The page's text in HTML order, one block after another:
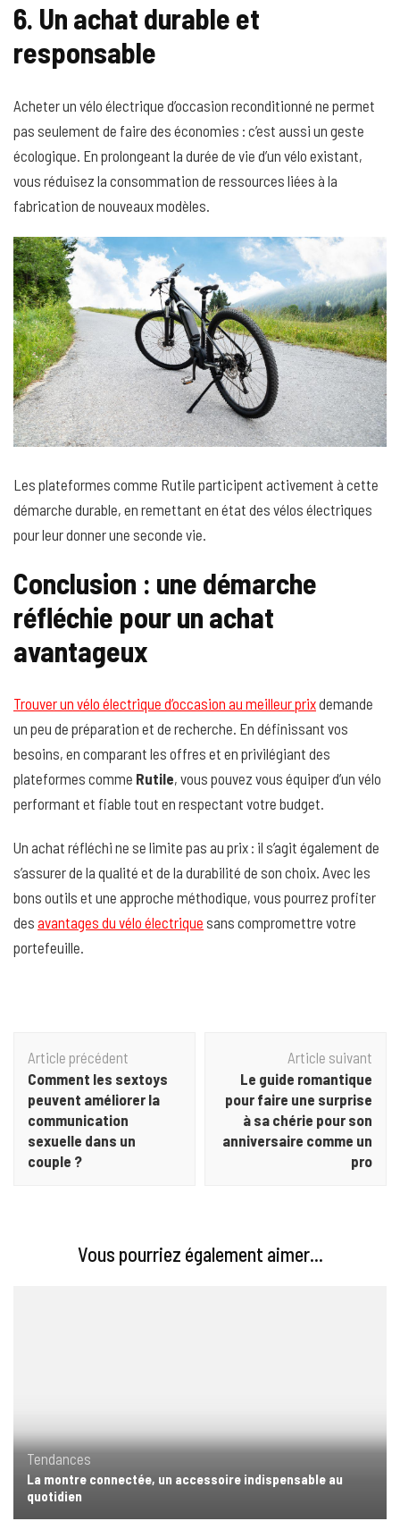
6. Un achat durable et
responsable
Acheter un vélo électrique d’occasion reconditionné ne permet
pas seulement de faire des économies : c’est aussi un geste
écologique. En prolongeant la durée de vie d’un vélo existant,
vous réduisez la consommation de ressources liées à la
fabrication de nouveaux modèles.
Les plateformes comme Rutile participent activement à cette
démarche durable, en remettant en état des vélos électriques
pour leur donner une seconde vie.
Conclusion : une démarche
réfléchie pour un achat
avantageux
Trouver un vélo électrique d’occasion au meilleur prixdemande
un peu de préparation et de recherche. En définissant vos
besoins, en comparant les offres et en privilégiant des
plateformes comme Rutile, vous pouvez vous équiper d’un vélo
performant et fiable tout en respectant votre budget.
Un achat réfléchi ne se limite pas au prix : il s’agit également de
s’assurer de la qualité et de la durabilité de son choix. Avec les
bons outils et une approche méthodique, vous pourrez profiter
des avantages du vélo électrique sans compromettre votre
portefeuille.
d'article
Article précédent
Comment les sextoys
peuvent améliorer la
communication
sexuelle dans un
couple ?
Article suivant
Le guide romantique
pour faire une surprise
à sa chérie pour son
anniversaire comme un
pro
Vous pourriez également aimer...
Tendances
La montre connectée, un accessoire indispensable au
quotidien